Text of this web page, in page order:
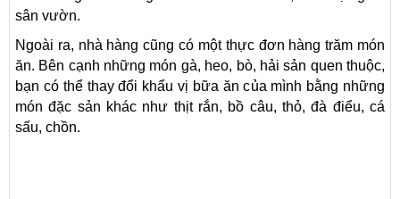
sân vườn.
Ngoài ra, nhà hàng cũng có một thực đơn hàng trăm món
ăn. Bên cạnh những món gà, heo, bò, hải sản quen thuộc,
bạn có thể thay đổi khẩu vị bữa ăn của mình bằng những
món đặc sản khác như thịt rắn, bồ câu, thỏ, đà điểu, cá
sấu, chồn.